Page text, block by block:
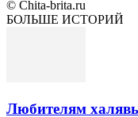
© Chita-brita.ru
БОЛЬШЕ ИСТОРИЙ
Любителям